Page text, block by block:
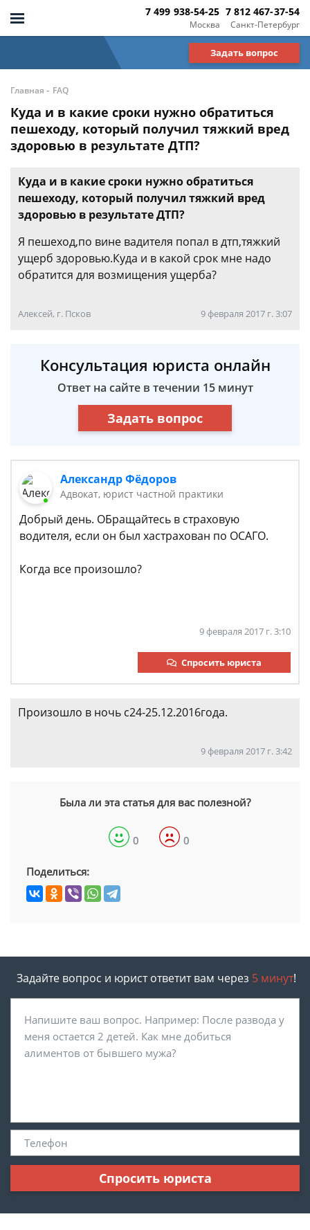
Москва
7 499 938-54-25
Санкт-Петербург
7 812 467-37-54
Задать вопрос
Главная - FAQ
Куда и в какие сроки нужно обратиться
пешеходу, который получил тяжкий вред
здоровью в результате ДТП?
Куда и в какие сроки нужно обратиться
пешеходу, который получил тяжкий вред
здоровью в результате ДТП?
Я пешеход,по вине вадителя попал в дтп,тяжкий
ущерб здоровью.Куда и в какой срок мне надо
обратится для возмищения ущерба?
Алексей, г. Псков 9 февраля 2017 г. 3:07
Консультация юриста онлайн
Ответ на сайте в течении 15 минут
Задать вопрос
Александр Фёдоров
Адвокат, юрист частной практики
Добрый день. ОБращайтесь в страховую
водителя, если он был хастрахован по ОСАГО.
Когда все произошло?
9 февраля 2017 г. 3:10
Спросить юриста
Произошло в ночь с24-25.12.2016года.
9 февраля 2017 г. 3:42
Была ли эта статья для вас полезной?
0 0
Поделиться:
Задайте вопрос и юрист ответит вам через 5 минут!
Спросить юриста